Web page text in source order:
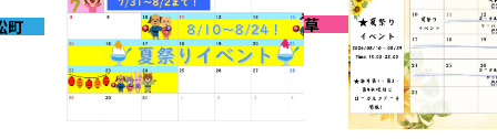
町 浅草